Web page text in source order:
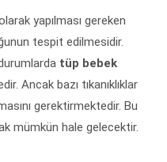
yapılması gereken
tespit edilmesidir.
tüp bebek
Ancak bazı tıkanıklıklar
gerektirmektedir. Bu
mümkün hale gelecektir.